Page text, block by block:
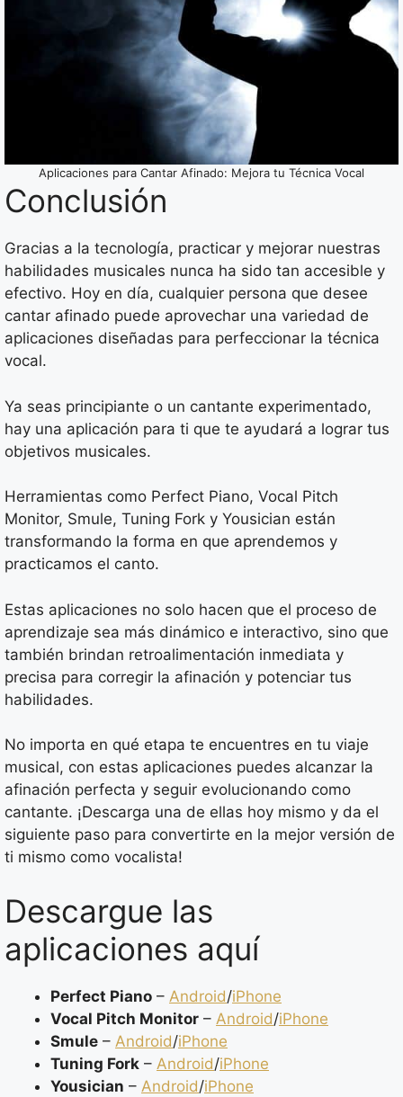
Aplicaciones para Cantar Afinado: Mejora tu Técnica Vocal
Conclusión
Gracias a la tecnología, practicar y mejorar nuestras
habilidades musicales nunca ha sido tan accesible y
efectivo. Hoy en día, cualquier persona que desee
cantar afinado puede aprovechar una variedad de
aplicaciones diseñadas para perfeccionar la técnica
vocal.
Ya seas principiante o un cantante experimentado,
hay una aplicación para ti que te ayudará a lograr tus
objetivos musicales.
Herramientas como Perfect Piano, Vocal Pitch
Monitor, Smule, Tuning Fork y Yousician están
transformando la forma en que aprendemos y
practicamos el canto.
Estas aplicaciones no solo hacen que el proceso de
aprendizaje sea más dinámico e interactivo, sino que
también brindan retroalimentación inmediata y
precisa para corregir la afinación y potenciar tus
habilidades.
No importa en qué etapa te encuentres en tu viaje
musical, con estas aplicaciones puedes alcanzar la
afinación perfecta y seguir evolucionando como
cantante. ¡Descarga una de ellas hoy mismo y da el
siguiente paso para convertirte en la mejor versión de
ti mismo como vocalista!
Descargue las
aplicaciones aquí
Perfect Piano – Android/iPhone
Vocal Pitch Monitor – Android/iPhone
Smule – Android/iPhone
Tuning Fork – Android/iPhone
Yousician – Android/iPhone